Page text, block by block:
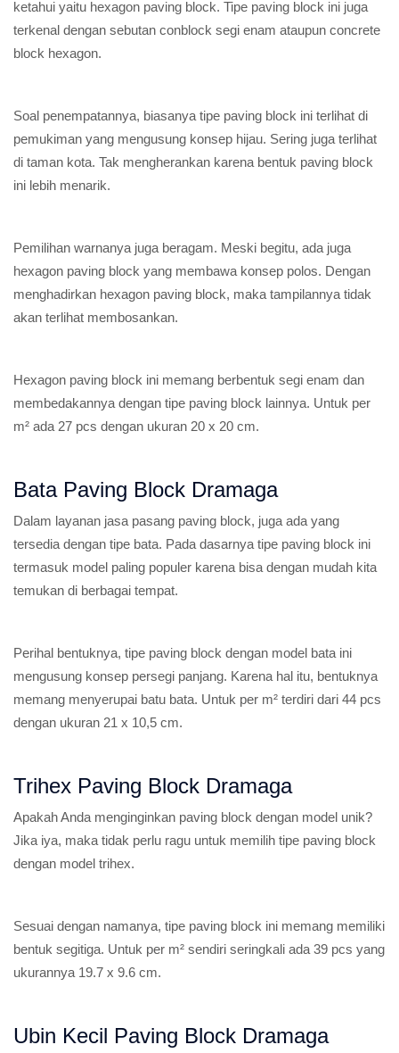
ketahui yaitu hexagon paving block. Tipe paving block ini juga
terkenal dengan sebutan conblock segi enam ataupun concrete
block hexagon.
Soal penempatannya, biasanya tipe paving block ini terlihat di
pemukiman yang mengusung konsep hijau. Sering juga terlihat
di taman kota. Tak mengherankan karena bentuk paving block
ini lebih menarik.
Pemilihan warnanya juga beragam. Meski begitu, ada juga
hexagon paving block yang membawa konsep polos. Dengan
menghadirkan hexagon paving block, maka tampilannya tidak
akan terlihat membosankan.
Hexagon paving block ini memang berbentuk segi enam dan
membedakannya dengan tipe paving block lainnya. Untuk per
m² ada 27 pcs dengan ukuran 20 x 20 cm.
Bata Paving Block Dramaga
Dalam layanan jasa pasang paving block, juga ada yang
tersedia dengan tipe bata. Pada dasarnya tipe paving block ini
termasuk model paling populer karena bisa dengan mudah kita
temukan di berbagai tempat.
Perihal bentuknya, tipe paving block dengan model bata ini
mengusung konsep persegi panjang. Karena hal itu, bentuknya
memang menyerupai batu bata. Untuk per m² terdiri dari 44 pcs
dengan ukuran 21 x 10,5 cm.
Trihex Paving Block Dramaga
Apakah Anda menginginkan paving block dengan model unik?
Jika iya, maka tidak perlu ragu untuk memilih tipe paving block
dengan model trihex.
Sesuai dengan namanya, tipe paving block ini memang memiliki
bentuk segitiga. Untuk per m² sendiri seringkali ada 39 pcs yang
ukurannya 19.7 x 9.6 cm.
Ubin Kecil Paving Block Dramaga